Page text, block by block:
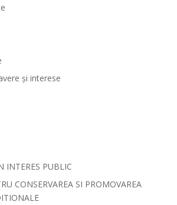
și interese
INTERES PUBLIC
CONSERVAREA SI PROMOVAREA